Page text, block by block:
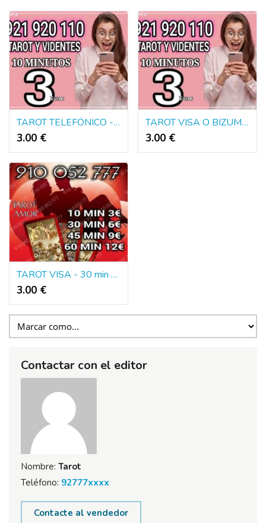
TAROT TELEFÓNICO - 10 MINUTOS 3€
3.00 €
TAROT VISA O BIZUM- 10 MINUTOS 3€
3.00 €
TAROT VISA - 30 min 6€
3.00 €
Contactar con el editor
Nombre: Tarot
Teléfono: 92777xxxx
Contacte al vendedor